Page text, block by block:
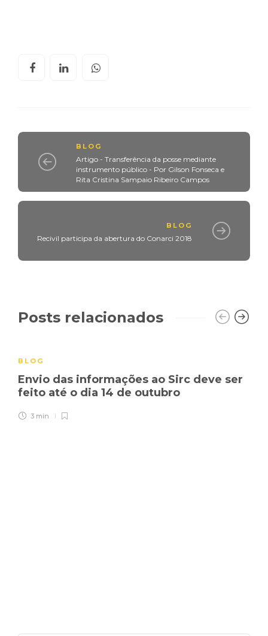
BLOG
Artigo - Transferência da posse mediante
instrumento público - Por Gilson Fonseca e
Rita Cristina Sampaio Ribeiro Campos
BLOG
Recivil participa da abertura do Conarci 2018
Posts relacionados
BLOG
Envio das informações ao Sirc deve ser
feito até o dia 14 de outubro
3 min